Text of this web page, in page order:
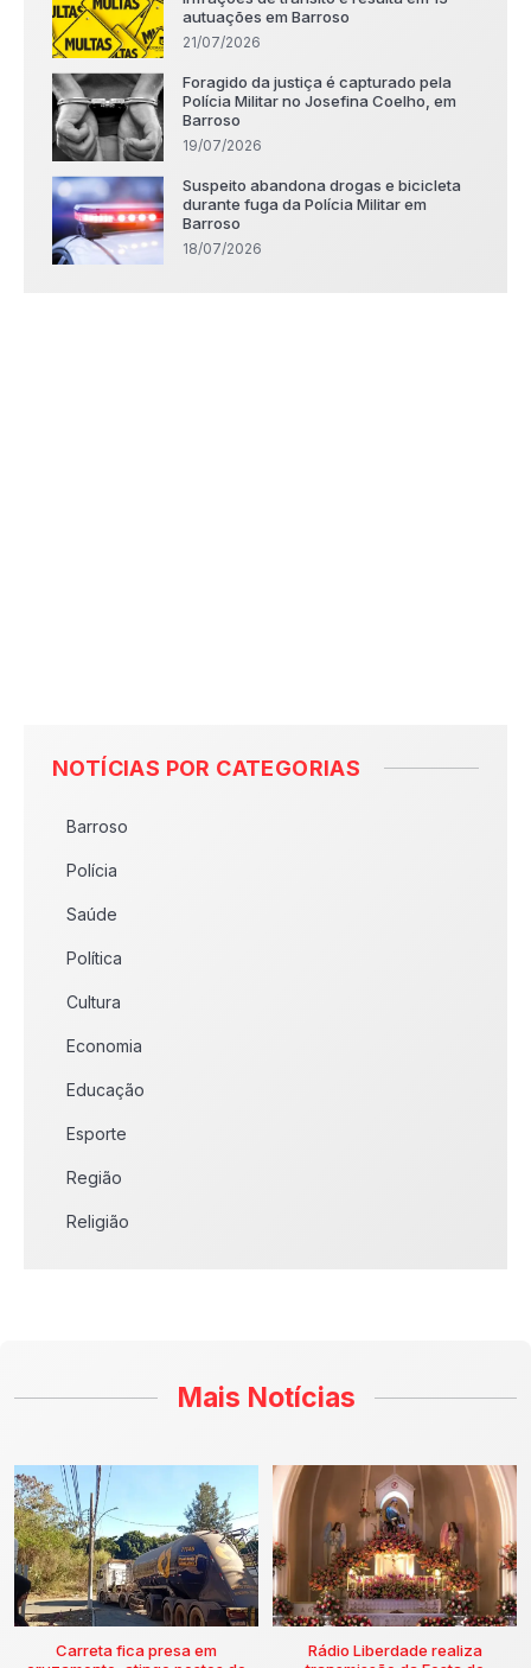
autuações em Barroso
21/07/2026
Foragido da justiça é capturado pela
Polícia Militar no Josefina Coelho, em
Barroso
19/07/2026
Suspeito abandona drogas e bicicleta
durante fuga da Polícia Militar em
Barroso
18/07/2026
NOTÍCIAS POR CATEGORIAS
Barroso
Polícia
Saúde
Política
Cultura
Economia
Educação
Esporte
Região
Religião
Mais Notícias
Carreta fica presa em
Rádio Liberdade realiza